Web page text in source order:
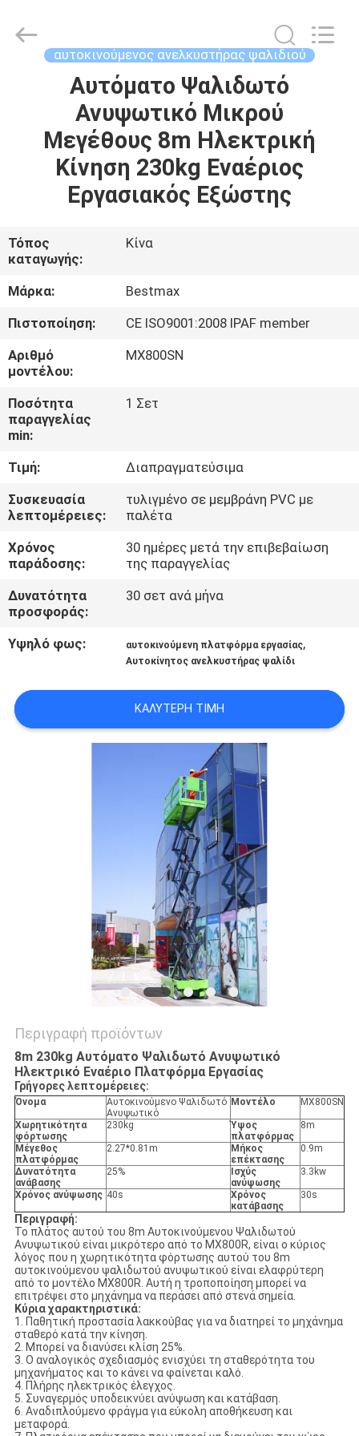
ΠΡΟΪΌΝΤΑ
ΣΧΕΤΙΚΆ
ΕΜΆΣ
ΕΠΙΣΚΈΨΕΙΣ
ΣΤΟ
ΕΡΓΟΣΤΆΣΙΟ
ΈΛΕΓΧΟΣ
ΠΟΙΌΤΗΤΑΣ
ΕΠΙΚΟΙΝΩΝΉΣΤΕ
ΜΑΖΊ
ΕΙΔΉΣΕΙΣ
ΖΗΤΉΣΤΕ
ΠΡΟΣΦΟΡΆ
SITEMAP
αυτοκινούμενος ανελκυστήρας ψαλιδιού
Αυτόματο Ψαλιδωτό
Ανυψωτικό Μικρού
Μεγέθους 8m Ηλεκτρική
Κίνηση 230kg Εναέριος
Εργασιακός Εξώστης
Τόπος
καταγωγής:
Κίνα
Μάρκα:
Bestmax
Πιστοποίηση:
CE ISO9001:2008 IPAF member
Αριθμό
μοντέλου:
MX800SN
Ποσότητα
παραγγελίας
min:
1 Σετ
Τιμή:
Διαπραγματεύσιμα
Συσκευασία
λεπτομέρειες:
τυλιγμένο σε μεμβράνη PVC με
παλέτα
Χρόνος
παράδοσης:
30 ημέρες μετά την επιβεβαίωση
της παραγγελίας
Δυνατότητα
προσφοράς:
30 σετ ανά μήνα
Υψηλό φως: αυτοκινούμενη πλατφόρμα εργασίας,
Αυτοκίνητος ανελκυστήρας ψαλίδι
ΚΑΛΎΤΕΡΗ ΤΙΜΉ
Περιγραφή προϊόντων
8m 230kg Αυτόματο Ψαλιδωτό Ανυψωτικό
Ηλεκτρικό Εναέριο Πλατφόρμα Εργασίας
Γρήγορες λεπτομέρειες:
Όνομα
Αυτοκινούμενο Ψαλιδωτό
Ανυψωτικό
Μοντέλο MX800SN
Χωρητικότητα
φόρτωσης
230kg
Ύψος
πλατφόρμας
8m
Μέγεθος
πλατφόρμας
2.27*0.81m
Μήκος
επέκτασης
0.9m
Δυνατότητα
ανάβασης
25%
Ισχύς
ανύψωσης
3.3kw
Χρόνος ανύψωσης 40s
Χρόνος
κατάβασης
30s
Περιγραφή:
Το πλάτος αυτού του 8m Αυτοκινούμενου Ψαλιδωτού
Ανυψωτικού είναι μικρότερο από το MX800R, είναι ο κύριος
λόγος που η χωρητικότητα φόρτωσης αυτού του 8m
αυτοκινούμενου ψαλιδωτού ανυψωτικού είναι ελαφρύτερη
από το μοντέλο MX800R. Αυτή η τροποποίηση μπορεί να
επιτρέψει στο μηχάνημα να περάσει από στενά σημεία.
Κύρια χαρακτηριστικά:
1. Παθητική προστασία λακκούβας για να διατηρεί το μηχάνημα
σταθερό κατά την κίνηση.
2. Μπορεί να διανύσει κλίση 25%.
3. Ο αναλογικός σχεδιασμός ενισχύει τη σταθερότητα του
μηχανήματος και το κάνει να φαίνεται καλό.
4. Πλήρης ηλεκτρικός έλεγχος.
5. Συναγερμός υποδεικνύει ανύψωση και κατάβαση.
6. Αναδιπλούμενο φράγμα για εύκολη αποθήκευση και
μεταφορά.